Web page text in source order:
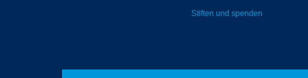
Stiften und spenden